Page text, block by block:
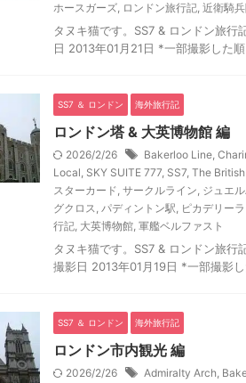
ホースガーズ, ロンドン旅行記, 近衛騎
タヌキ猫です。SS7 & ロンドン旅
日 2013年01月21日 *一部撮影した
SS7 ＆ ロンドン 海外旅行記
ロンドン塔 & 大英博物館 編
2026/2/26 Bakerloo Line,
Local, SKY SUITE 777, SS7, The
スターカード, サークルライン, ジュエ
グクロス, パディントン駅, ピカデリー
行記, 大英博物館, 軍艦ベルファスト
タヌキ猫です。SS7 & ロンドン旅
撮影日 2013年01月19日 *一部撮影
SS7 ＆ ロンドン 海外旅行記
ロンドン市内観光 編
2026/2/26 Admiralty Arch,